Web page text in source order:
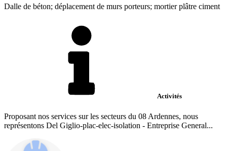
Dalle de béton; déplacement de murs porteurs; mortier plâtre ciment
Activités
Proposant nos services sur les secteurs du 08 Ardennes, nous
représentons Del Giglio-plac-elec-isolation - Entreprise General...